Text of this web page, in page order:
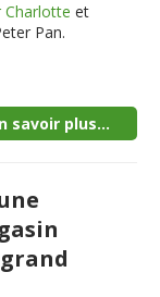
Charlotte et
Pan.
savoir plus...